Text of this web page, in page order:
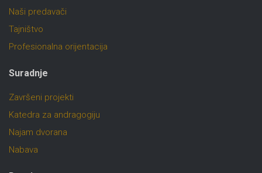
Naši predavači
Tajništvo
Profesionalna orijentacija
Suradnje
Završeni projekti
Katedra za andragogiju
Najam dvorana
Nabava